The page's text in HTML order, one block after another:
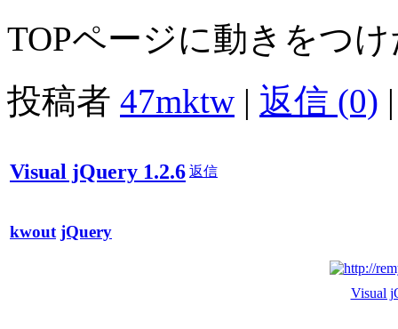
TOPページに動きをつ
投稿者 47mktw | 返信 (0)
Visual jQuery 1.2.6 返信
kwout jQuery
Visual